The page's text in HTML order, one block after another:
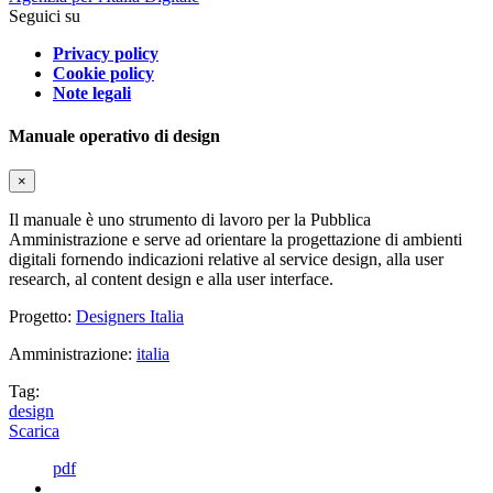
Seguici su
Privacy policy
Cookie policy
Note legali
Manuale operativo di design
×
Il manuale è uno strumento di lavoro per la Pubblica
Amministrazione e serve ad orientare la progettazione di ambienti
digitali fornendo indicazioni relative al service design, alla user
research, al content design e alla user interface.
Progetto: Designers Italia
Amministrazione: italia
Tag:
design
Scarica
pdf